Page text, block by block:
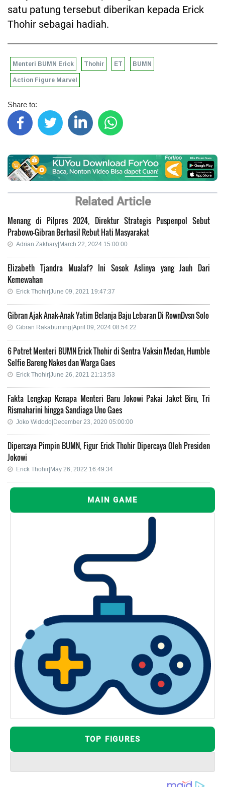
satu patung tersebut diberikan kepada Erick
Thohir sebagai hadiah.
Menteri BUMN Erick Thohir ET BUMN
Action Figure Marvel
Share to:
Related Article
Menang di Pilpres 2024, Direktur Strategis Puspenpol Sebut
Prabowo-Gibran Berhasil Rebut Hati Masyarakat
Adrian Zakhary|March 22, 2024 15:00:00
Elizabeth Tjandra Mualaf? Ini Sosok Aslinya yang Jauh Dari
Kemewahan
Erick Thohir|June 09, 2021 19:47:37
Gibran Ajak Anak-Anak Yatim Belanja Baju Lebaran Di RownDvsn Solo
Gibran Rakabuming|April 09, 2024 08:54:22
6 Potret Menteri BUMN Erick Thohir di Sentra Vaksin Medan, Humble
Selfie Bareng Nakes dan Warga Gaes
Erick Thohir|June 26, 2021 21:13:53
Fakta Lengkap Kenapa Menteri Baru Jokowi Pakai Jaket Biru, Tri
Rismaharini hingga Sandiaga Uno Gaes
Joko Widodo|December 23, 2020 05:00:00
Dipercaya Pimpin BUMN, Figur Erick Thohir Dipercaya Oleh Presiden
Jokowi
Erick Thohir|May 26, 2022 16:49:34
MAIN GAME
TOP FIGURES